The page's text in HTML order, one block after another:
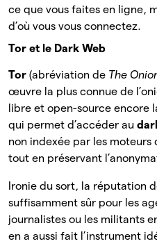
ce que vous faites en ligne,
d’où vous vous connectez.
Tor et le Dark Web
Tor (abréviation de The
œuvre la plus connue de
libre et open-source encore
qui permet d’accéder au
non indexée par les
tout en préservant
Ironie du sort, la réputation
suffisamment sûr pour les
journalistes ou les militants
en a aussi fait l’instrument